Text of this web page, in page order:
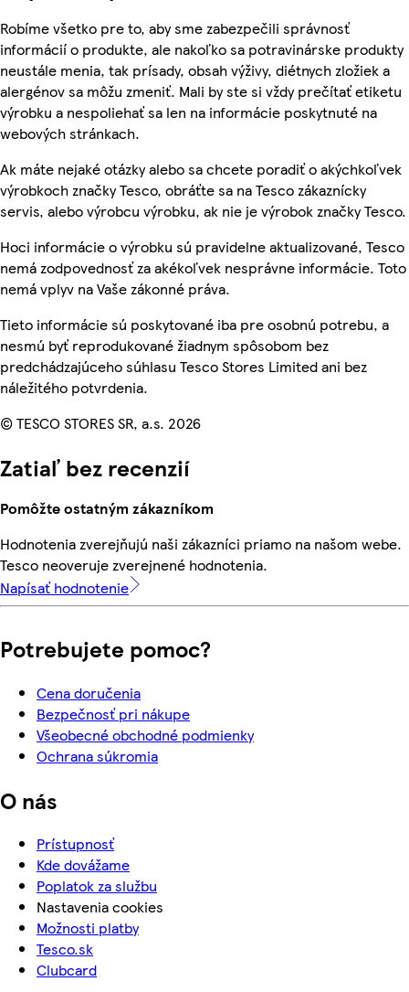
Robíme všetko pre to, aby sme zabezpečili správnosť
informácií o produkte, ale nakoľko sa potravinárske produkty
neustále menia, tak prísady, obsah výživy, diétnych zložiek a
alergénov sa môžu zmeniť. Mali by ste si vždy prečítať etiketu
výrobku a nespoliehať sa len na informácie poskytnuté na
webových stránkach.
Ak máte nejaké otázky alebo sa chcete poradiť o akýchkoľvek
výrobkoch značky Tesco, obráťte sa na Tesco zákaznícky
servis, alebo výrobcu výrobku, ak nie je výrobok značky Tesco.
Hoci informácie o výrobku sú pravidelne aktualizované, Tesco
nemá zodpovednosť za akékoľvek nesprávne informácie. Toto
nemá vplyv na Vaše zákonné práva.
Tieto informácie sú poskytované iba pre osobnú potrebu, a
nesmú byť reprodukované žiadnym spôsobom bez
predchádzajúceho súhlasu Tesco Stores Limited ani bez
náležitého potvrdenia.
© TESCO STORES SR, a.s. 2026
Zatiaľ bez recenzií
Pomôžte ostatným zákazníkom
Hodnotenia zverejňujú naši zákazníci priamo na našom webe.
Tesco neoveruje zverejnené hodnotenia.
Napísať hodnotenie
Potrebujete pomoc?
Cena doručenia
Bezpečnosť pri nákupe
Všeobecné obchodné podmienky
Ochrana súkromia
O nás
Prístupnosť
Kde dovážame
Poplatok za službu
Nastavenia cookies
Možnosti platby
Tesco.sk
Clubcard